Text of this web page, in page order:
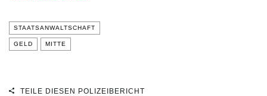
STAATSANWALTSCHAFT
GELD MITTE
TEILE DIESEN POLIZEIBERICHT